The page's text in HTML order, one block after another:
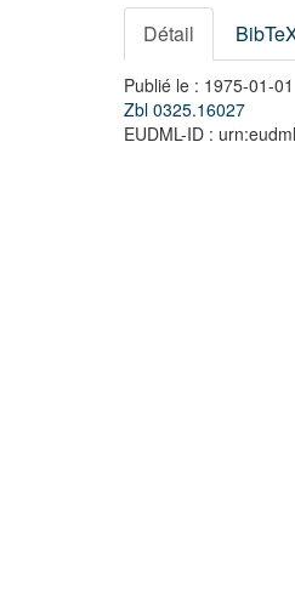
Détail
Publié le : 1975-01-01
Zbl 0325.16027
EUDML-ID :